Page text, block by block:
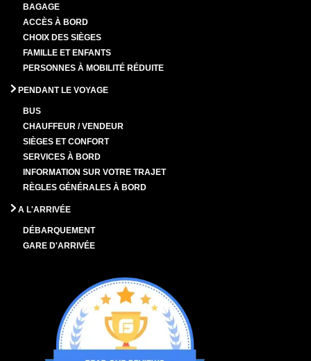
BAGAGE
ACCÈS À BORD
CHOIX DES SIÈGES
FAMILLE ET ENFANTS
PERSONNES À MOBILITÉ RÉDUITE
PENDANT LE VOYAGE
BUS
CHAUFFEUR / VENDEUR
SIÈGES ET CONFORT
SERVICES À BORD
INFORMATION SUR VOTRE TRAJET
RÈGLES GÉNÉRALES À BORD
A L'ARRIVÉE
DÉBARQUEMENT
GARE D'ARRIVÉE